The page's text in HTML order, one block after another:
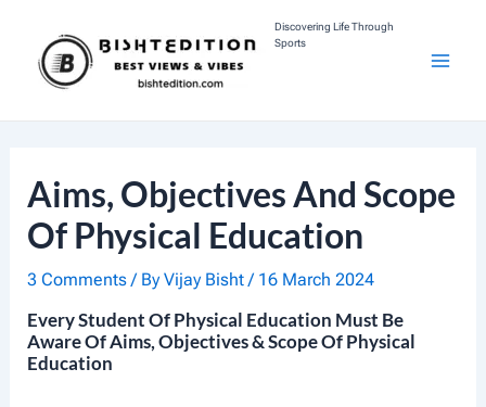
Content
Discovering Life Through
Sports
Aims, Objectives And Scope
Of Physical Education
3 Comments / ByVijay Bisht/ 16 March 2024
Every Student Of Physical Education Must Be
Aware Of Aims, Objectives & Scope Of Physical
Education